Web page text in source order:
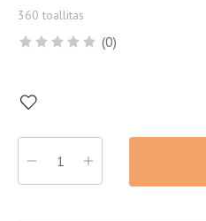
360 toallitas
(0)